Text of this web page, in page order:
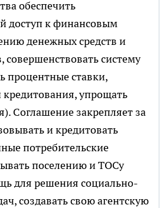
обеспечить
доступ к финансовым
денежных средств и
систему
процентные ставки,
кредитования, упрощать
Соглашение закрепляет за
и кредитовать
потребительские
поселению и ТОСу
для решения социально-
создавать свою агентскую